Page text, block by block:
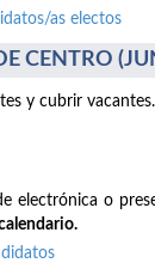
as electos
CENTRO
y cubrir vacantes.
electrónica o